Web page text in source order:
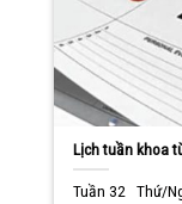
Lịch tuần khoa
Tuần 32 Thứ/